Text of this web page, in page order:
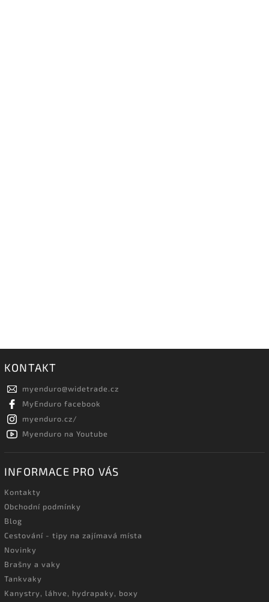
KONTAKT
myenduro@widetrade.cz
MyEnduro facebook
myenduro.cz/
Myenduro na Youtube
INFORMACE PRO VÁS
Kontakty
Obchodní podmínky
Blog
Cestování - tipy na zajímavá místa
Novinky
Brašny a vaky
Tankvaky
Kanystry, láhve, hydrapaky, boxy